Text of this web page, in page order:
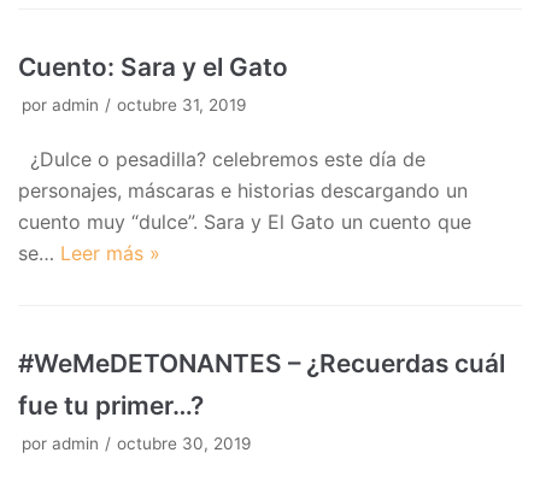
Cuento: Sara y el Gato
por admin octubre 31, 2019
¿Dulce o pesadilla? celebremos este día de
personajes, máscaras e historias descargando un
cuento muy “dulce”. Sara y El Gato un cuento que
se… Leer más »
#WeMeDETONANTES – ¿Recuerdas cuál
fue tu primer…?
por admin octubre 30, 2019